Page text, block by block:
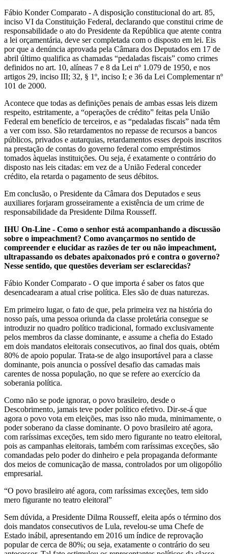
Fábio Konder Comparato - A disposição constitucional do art. 85,
inciso VI da Constituição Federal, declarando que constitui crime de
responsabilidade o ato do Presidente da República que atente contra
a lei orçamentária, deve ser completada com o disposto em lei. Eis
por que a denúncia aprovada pela Câmara dos Deputados em 17 de
abril último qualifica as chamadas “pedaladas fiscais” como crimes
definidos no art. 10, alíneas 7 e 8 da Lei nº 1.079 de 1950, e nos
artigos 29, inciso III; 32, § 1º, inciso I; e 36 da Lei Complementar nº
101 de 2000.
Acontece que todas as definições penais de ambas essas leis dizem
respeito, estritamente, a “operações de crédito” feitas pela União
Federal em benefício de terceiros, e as “pedaladas fiscais” nada têm
a ver com isso. São retardamentos no repasse de recursos a bancos
públicos, privados e autarquias, retardamentos esses depois inscritos
na prestação de contas do governo federal como empréstimos
tomados àquelas instituições. Ou seja, é exatamente o contrário do
disposto nas leis citadas: em vez de a União Federal conceder
crédito, ela retarda o pagamento de seus débitos.
Em conclusão, o Presidente da Câmara dos Deputados e seus
auxiliares forjaram grosseiramente a existência de um crime de
responsabilidade da Presidente Dilma Rousseff.
IHU On-Line - Como o senhor está acompanhando a discussão
sobre o impeachment? Como avançarmos no sentido de
compreender e elucidar as razões de ter ou não impeachment,
ultrapassando os debates apaixonados pró e contra o governo?
Nesse sentido, que questões deveriam ser esclarecidas?
Fábio Konder Comparato - O que importa é saber os fatos que
desencadearam a atual crise política. Eles são de duas naturezas.
Em primeiro lugar, o fato de que, pela primeira vez na história do
nosso país, uma pessoa oriunda da classe proletária consegue se
introduzir no quadro político tradicional, formado exclusivamente
pelos membros da classe dominante, e assume a chefia do Estado
em dois mandatos eleitorais consecutivos, ao final dos quais, obtém
80% de apoio popular. Trata-se de algo insuportável para a classe
dominante, pois anuncia o possível desafio das camadas mais
carentes de nossa população, no que se refere ao exercício da
soberania política.
Como não se pode ignorar, o povo brasileiro, desde o
Descobrimento, jamais teve poder político efetivo. Dir-se-á que
agora o povo vota em eleições, mas isso não muda, minimamente, o
poder soberano da classe dominante. O povo brasileiro até agora,
com raríssimas exceções, tem sido mero figurante no teatro eleitoral,
pois as campanhas eleitorais, também com raríssimas exceções, são
comandadas pelo poder do dinheiro e pela propaganda deformante
dos meios de comunicação de massa, controlados por um oligopólio
empresarial.
“O povo brasileiro até agora, com raríssimas exceções, tem sido
mero figurante no teatro eleitoral”
Sem dúvida, a Presidente Dilma Rousseff, eleita após o término dos
dois mandatos consecutivos de Lula, revelou-se uma Chefe de
Estado inábil, apresentando em 2016 um índice de reprovação
popular de cerca de 80%; ou seja, exatamente o contrário do seu